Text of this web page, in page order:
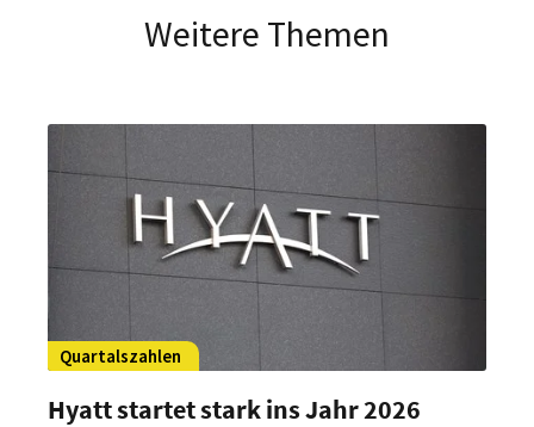
Weitere Themen
Quartalszahlen
Hyatt startet stark ins Jahr 2026